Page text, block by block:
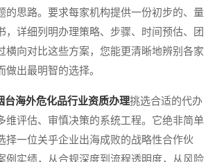
的思路。要求每家机构提供一份初步的、量
，详细列明办理策略、步骤、时间预估、团
横向对比这些方案，您能更清晰地辨别各家
做出最明智的选择。
台海外危化品行业资质办理挑选合适的代办
维评估、审慎决策的系统工程。它绝非简单
择一位关乎企业出海成败的战略性合作伙
例实绩，从合规深度到流程透明度，从风险